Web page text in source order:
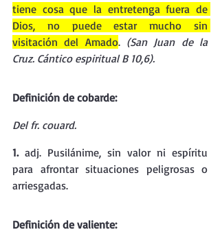
tiene cosa que la entretenga fuera de
Dios, no puede estar mucho sin
visitación del Amado. (San Juan de la
Cruz. Cántico espiritual B 10,6).
Definición de cobarde:
Del fr. couard.
1. adj. Pusilánime, sin valor ni espíritu
para afrontar situaciones peligrosas o
arriesgadas.
Definición de valiente: